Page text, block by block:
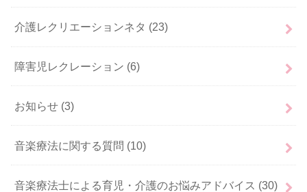
介護レクリエーションネタ (23)
障害児レクレーション (6)
お知らせ (3)
音楽療法に関する質問 (10)
音楽療法士による育児・介護のお悩みアドバイス (30)